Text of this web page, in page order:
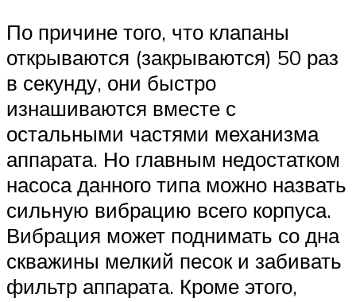
По причине того, что клапаны
открываются (закрываются) 50 раз
в секунду, они быстро
изнашиваются вместе с
остальными частями механизма
аппарата. Но главным недостатком
насоса данного типа можно назвать
сильную вибрацию всего корпуса.
Вибрация может поднимать со дна
скважины мелкий песок и забивать
фильтр аппарата. Кроме этого,